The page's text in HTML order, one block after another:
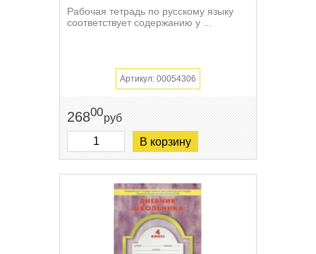
Рабочая тетрадь по русскому языку
соответствует содержанию у ...
Артикул: 00054306
26800руб
В корзину